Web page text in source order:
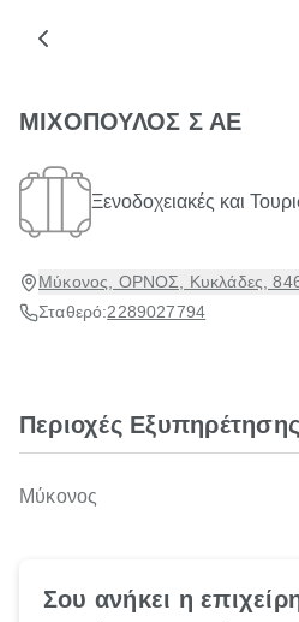
ΜΙΧΟΠΟΥΛΟΣ Σ ΑΕ
Ξενοδοχειακές και
Μύκονος, ΟΡΝΟΣ, Κυκλάδες,
Σταθερό:2289027794
Περιοχές Εξυπηρέτησης
Μύκονος
Σου ανήκει η